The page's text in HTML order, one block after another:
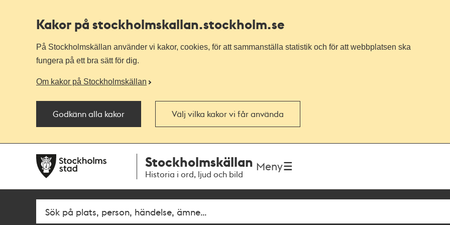
Kakor på stockholmskallan.stockholm.se
På Stockholmskällan använder vi kakor, cookies, för att sammanställa statistik och för att webbplatsen ska
fungera på ett bra sätt för dig.
Om kakor på Stockholmskällan
Godkänn alla kakor Välj vilka kakor vi får använda
navigationen
huvudinnehållet
Stockholmskällan
Historia i ord, ljud och bild
Meny
SökFritextsök